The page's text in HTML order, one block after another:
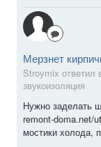
Мерзнет
Stroymix ответил
звукоизоляция
Нужно заделать
remont-doma.net/
мостики холода,